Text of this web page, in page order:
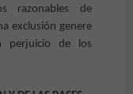
razonables de
exclusión genere
perjuicio de los